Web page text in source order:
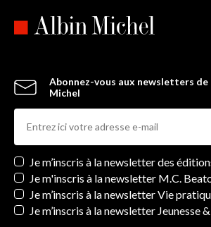
Abonnez-vous aux newsletters de
Michel
Newsletters
Je m’inscris à la newsletter des
Je m'inscris à la newsletter M.C.
Je m’inscris à la newsletter Vie
Je m’inscris à la newsletter Jeunesse